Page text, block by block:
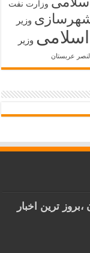
وزارت نفت
شهرسازی وزیر
وزیر
النصر عربستان
ترین اخبار